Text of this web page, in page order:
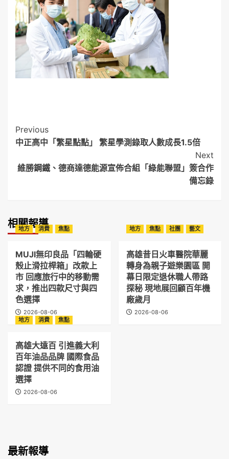
Post
Navigation
Previous
中正高中「繁星點點」 繁星學測錄取人數成長1.5倍
Next
維勝鋼鐵、德商達德能源宣佈合組「綠能聯盟」簽合作
備忘錄
相關報導
地方 消費 焦點
MUJI無印良品「四輪硬
殼止滑拉桿箱」改款上
市 回應旅行中的移動需
求，推出四款尺寸與四
色選擇
2026-08-06
地方 焦點 社團 藝文
高雄昔日火車醫院華麗
轉身為親子遊樂園區 開
幕日限定退休職人帶路
探秘 現地展回顧百年機
廠歲月
2026-08-06
地方
消費 焦點
高雄大遠百 引進義大利
百年油品品牌 國際食品
認證 提供不同的食用油
選擇
2026-08-06
最新報導